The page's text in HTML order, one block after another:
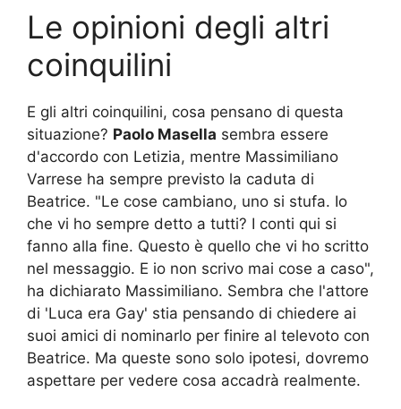
Le opinioni degli altri
coinquilini
E gli altri coinquilini, cosa pensano di questa
situazione? Paolo Masella sembra essere
d'accordo con Letizia, mentre Massimiliano
Varrese ha sempre previsto la caduta di
Beatrice. "Le cose cambiano, uno si stufa. Io
che vi ho sempre detto a tutti? I conti qui si
fanno alla fine. Questo è quello che vi ho scritto
nel messaggio. E io non scrivo mai cose a caso",
ha dichiarato Massimiliano. Sembra che l'attore
di 'Luca era Gay' stia pensando di chiedere ai
suoi amici di nominarlo per finire al televoto con
Beatrice. Ma queste sono solo ipotesi, dovremo
aspettare per vedere cosa accadrà realmente.